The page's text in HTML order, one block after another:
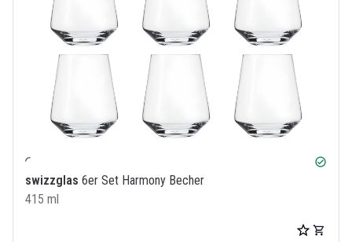
check_circle
swizzglas 6er Set Harmony Becher
415 ml